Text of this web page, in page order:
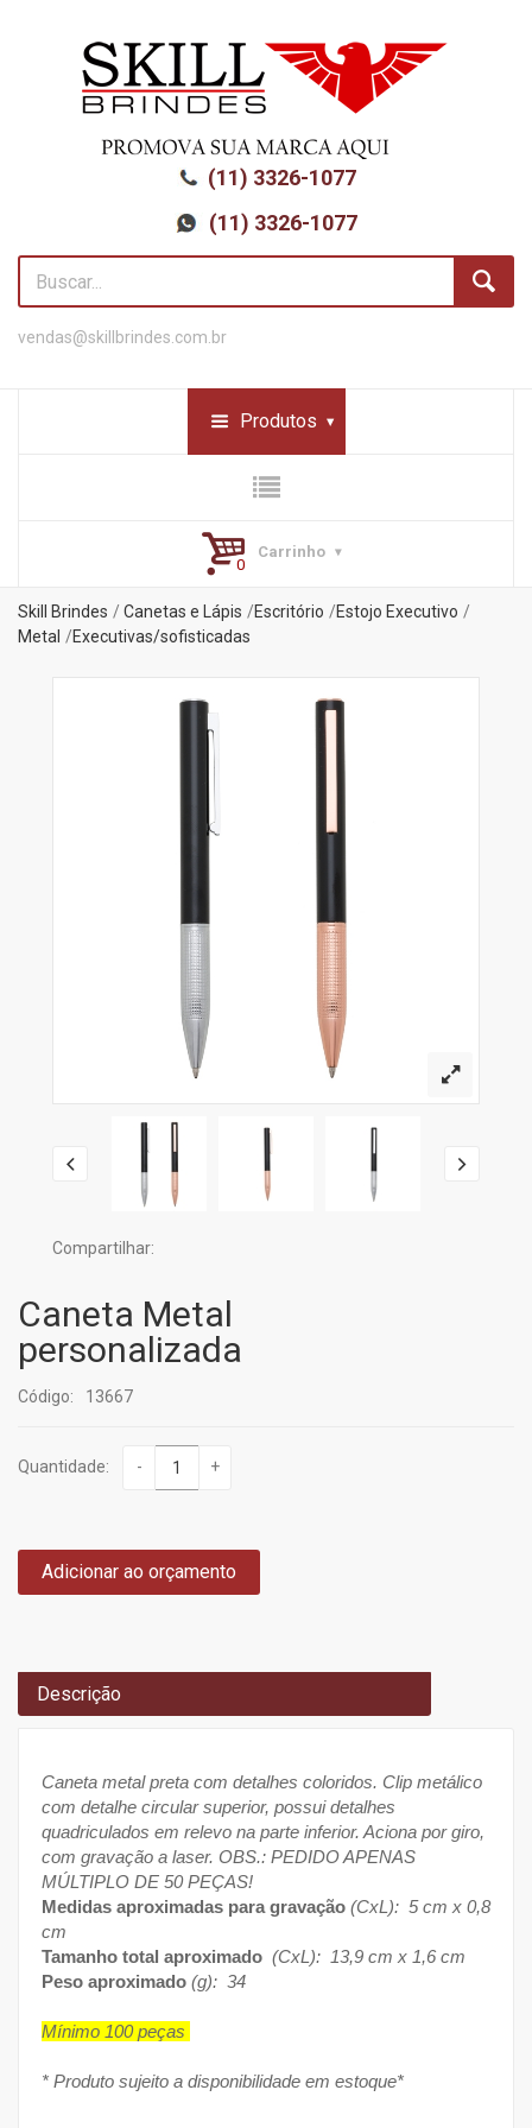
(11) 3326-1077
(11) 3326-1077
vendas@skillbrindes.com.br
Produtos
Carrinho
Skill Brindes Canetas e Lápis Escritório
Estojo Executivo
Metal
Executivas/sofisticadas
Compartilhar:
Caneta Metal
personalizada
Código: 13667
Quantidade: - +
Adicionar ao orçamento
Descrição
Caneta metal preta com detalhes coloridos. Clip metálico
com detalhe circular superior, possui detalhes
quadriculados em relevo na parte inferior. Aciona por giro,
com gravação a laser. OBS.: PEDIDO APENAS
MÚLTIPLO DE 50 PEÇAS!
Medidas aproximadas para gravação (CxL): 5 cm x 0,8
cm
Tamanho total aproximado (CxL): 13,9 cm x 1,6 cm
Peso aproximado (g): 34
Mínimo 100 peças
* Produto sujeito a disponibilidade em estoque*